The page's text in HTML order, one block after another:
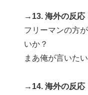
→13. 海外の反応
フリーマンの方
いか？
まあ俺が言いた
→14. 海外の反応